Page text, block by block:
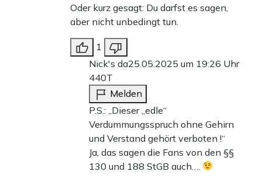
Oder kurz gesagt: Du darfst es sagen,
aber nicht unbedingt tun.
1
Nick's da25.05.2025 um 19:26 Uhr
440T
Melden
P.S.: „Dieser „edle“
Verdummungsspruch ohne Gehirn
und Verstand gehört verboten !“
Ja, das sagen die Fans von den §§
130 und 188 StGB auch….